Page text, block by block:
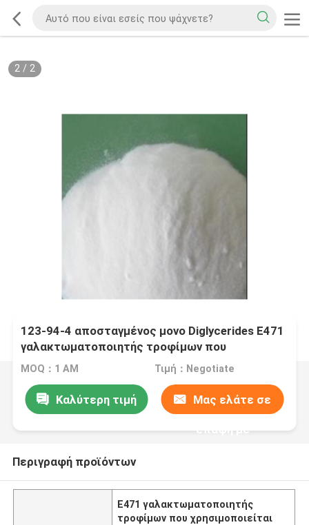
2/ 2
123-94-4 αποσταγμένος μονο Diglycerides E471
γαλακτωματοποιητής τροφίμων που
χρησιμοποιείται στο ψωμί κέικ
MOQ：1 ΑΜ Τιμή：Negotiate
Καλύτερη τιμή Μας ελάτε σε
επαφή με
Περιγραφή προϊόντων
E471 γαλακτωματοποιητής
τροφίμων που χρησιμοποιείται